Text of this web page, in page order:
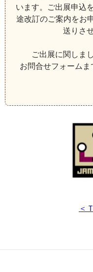
います。ご出展申込
途改訂のご案内をお
送りさ
ご出展に関しま
お問合せフォーム
＜